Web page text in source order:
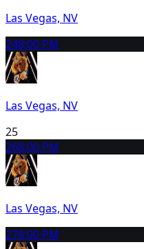
Las Vegas, NV
248:00 PM
Las Vegas, NV
25
268:00 PM
Las Vegas, NV
278:00 PM